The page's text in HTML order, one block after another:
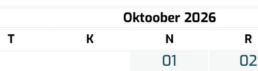
Oktoober 2026
T K N R
01 02